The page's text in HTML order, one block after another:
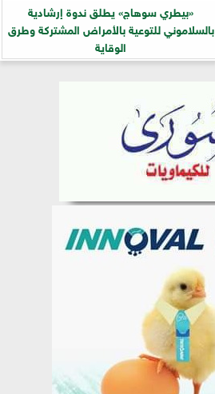
«بيطري سوهاج» يطلق ندوة إرشادية
بالسلاموني للتوعية بالأمراض المشتركة وطرق
الوقاية